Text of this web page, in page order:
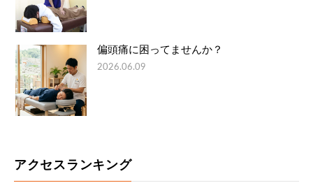
偏頭痛に困ってませんか？
2026.06.09
アクセスランキング